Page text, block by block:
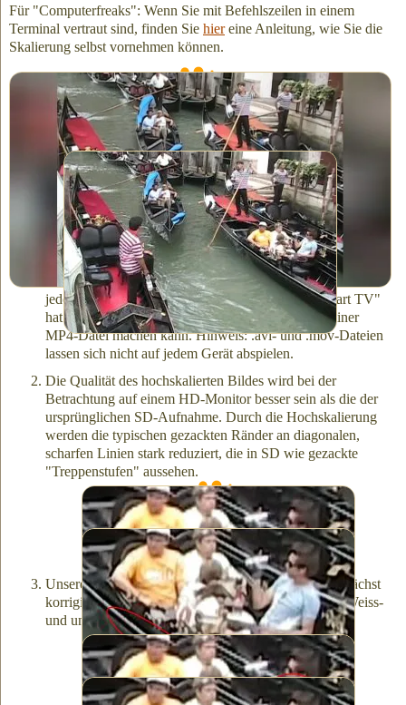
Für "Computerfreaks": Wenn Sie mit Befehlszeilen in einem
Terminal vertraut sind, finden Sie hiereine Anleitung, wie Sie die
Skalierung selbst vornehmen können.
Nach der Hochskalierung. Zum Vergrössern auf das Bild
klicken; am besten auf einem grossen Computermonitor
betrachten.
Originalbild - vor dem Hochskalieren
Das Upscaling von FilmFix - Vorteile und Extras:
Die hochskalierte Datei ist eine MP4-Datei und kann auf
jedem modernen Gerät angezeigt werden. Ein "Smart TV"
hat zwar seine Grenzen, aber er weiss, was er mit einer
MP4-Datei machen kann. Hinweis: .avi- und .mov-Dateien
lassen sich nicht auf jedem Gerät abspielen.
Die Qualität des hochskalierten Bildes wird bei der
Betrachtung auf einem HD-Monitor besser sein als die der
ursprünglichen SD-Aufnahme. Durch die Hochskalierung
werden die typischen gezackten Ränder an diagonalen,
scharfen Linien stark reduziert, die in SD wie gezackte
"Treppenstufen" aussehen.
ohne Hochskalierung
mit Hochskalierung
Unsere Hochskalierung erfolgt in zwei Schritten. Zunächst
korrigieren wir (so weit wie möglich) überbelichtete Weiss-
und unterbelichtete Schwarztöne. Und dann ...
keine Überbelichtungskorrektur
mit Überbelichtungskorrektur